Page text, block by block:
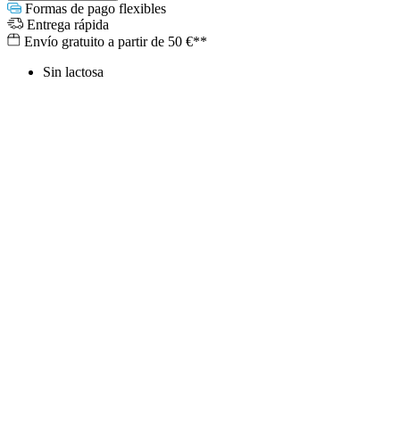
Formas de pago flexibles
Entrega rápida
Envío gratuito a partir de 50 €**
Sin lactosa